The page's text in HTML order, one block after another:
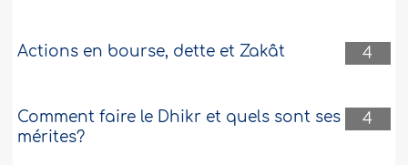
J’aimerais savoir s’il m’est permis de
faux cheveux ou autre. Je ne conseille
pas ces rajouts ni ne procède à les
mettre..
4
Actions en bourse, dette et Zakât
4
Comment faire le Dhikr et quels sont ses
mérites?